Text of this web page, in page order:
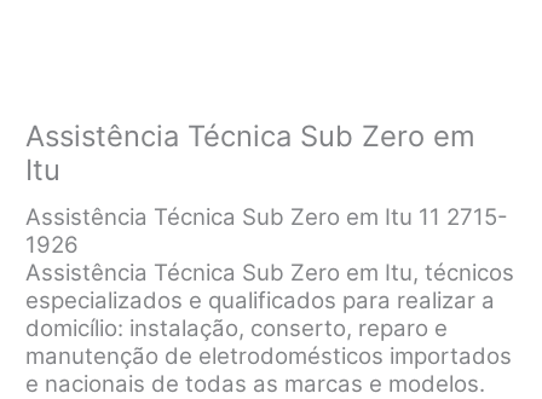
Assistência Técnica Sub Zero em
Itu
Assistência Técnica Sub Zero em Itu 11 2715-
1926
Assistência Técnica Sub Zero em Itu, técnicos
especializados e qualificados para realizar a
domicílio: instalação, conserto, reparo e
manutenção de eletrodomésticos importados
e nacionais de todas as marcas e modelos.